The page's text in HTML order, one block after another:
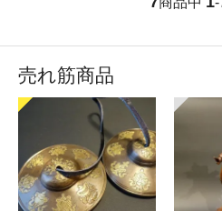
売れ筋商品